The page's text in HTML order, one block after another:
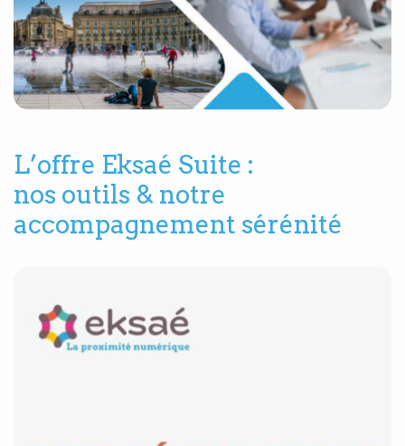
L’offre Eksaé Suite :
nos outils & notre
accompagnement sérénité